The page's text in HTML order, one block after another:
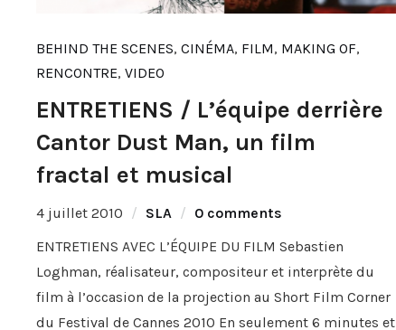
BEHIND THE SCENES,CINÉMA, FILM, MAKING OF,
RENCONTRE,VIDEO
ENTRETIENS / L’équipe derrière
Cantor Dust Man, un film
fractal et musical
4 juillet 2010 SLA
0 comments
ENTRETIENS AVEC L’ÉQUIPE DU FILM Sebastien
Loghman, réalisateur, compositeur et interprète du
film à l’occasion de la projection au Short Film Corner
du Festival de Cannes 2010 En seulement 6 minutes et